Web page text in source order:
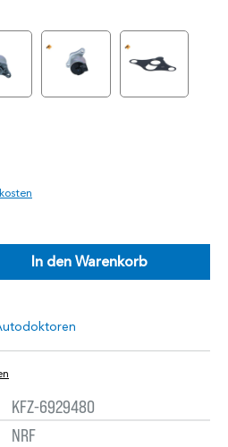
In den Warenkorb
KFZ-6929480
NRF